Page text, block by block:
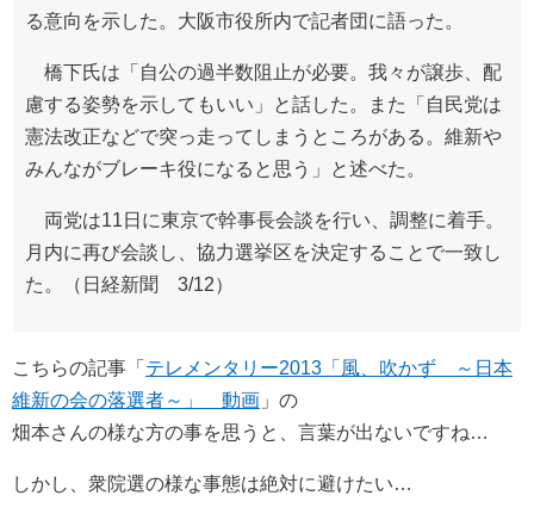
る意向を示した。大阪市役所内で記者団に語った。
橋下氏は「自公の過半数阻止が必要。我々が譲歩、配
慮する姿勢を示してもいい」と話した。また「自民党は
憲法改正などで突っ走ってしまうところがある。維新や
みんながブレーキ役になると思う」と述べた。
両党は11日に東京で幹事長会談を行い、調整に着手。
月内に再び会談し、協力選挙区を決定することで一致し
た。（日経新聞 3/12）
こちらの記事「 テレメンタリー2013「風、吹かず ～日本
維新の会の落選者～」 動画 」の
畑本さんの様な方の事を思うと、言葉が出ないですね…
しかし、衆院選の様な事態は絶対に避けたい…